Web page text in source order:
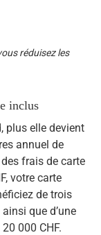
réduisez les
inclus
plus elle devient
annuel de
frais de carte
votre carte
de trois
que d’une
000 CHF.